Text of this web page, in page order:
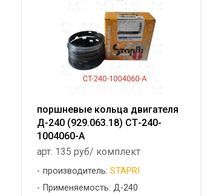
поршневые кольца двигателя
Д-240 (929.063.18) СТ-240-
1004060-А
арт. 135 руб/ комплект
производитель: STAPRI
Применяемость: Д-240